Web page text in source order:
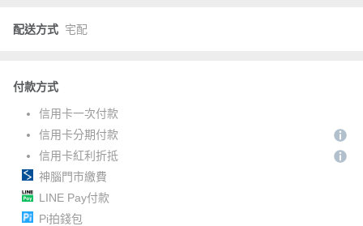
配送方式 宅配
付款方式
信用卡一次付款
信用卡分期付款
信用卡紅利折抵
神腦門市繳費
LINE Pay付款
Pi拍錢包